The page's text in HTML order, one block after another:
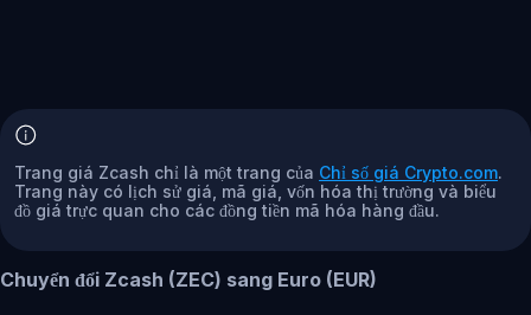
Trang giá Zcash chỉ là một trang của Chỉ số giá Crypto.com.
Trang này có lịch sử giá, mã giá, vốn hóa thị trường và biểu
đồ giá trực quan cho các đồng tiền mã hóa hàng đầu.
Chuyển đổi Zcash (ZEC) sang Euro (EUR)